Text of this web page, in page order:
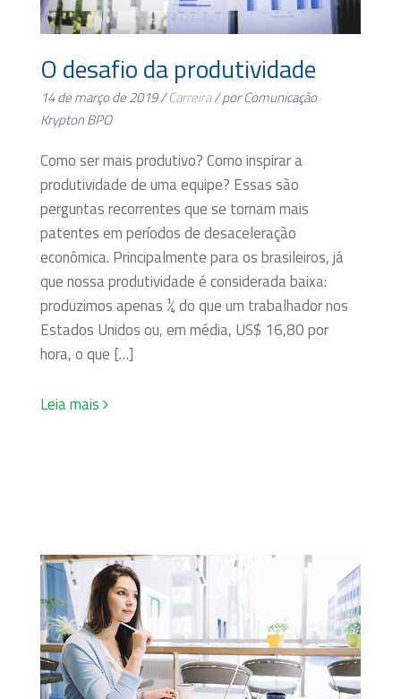
O desafio da produtividade
14 de março de 2019 /Carreira/ por Comunicação
Krypton BPO
Como ser mais produtivo? Como inspirar a
produtividade de uma equipe? Essas são
perguntas recorrentes que se tornam mais
patentes em períodos de desaceleração
econômica. Principalmente para os brasileiros, já
que nossa produtividade é considerada baixa:
produzimos apenas ¼ do que um trabalhador nos
Estados Unidos ou, em média, US$ 16,80 por
hora, o que […]
Leia mais